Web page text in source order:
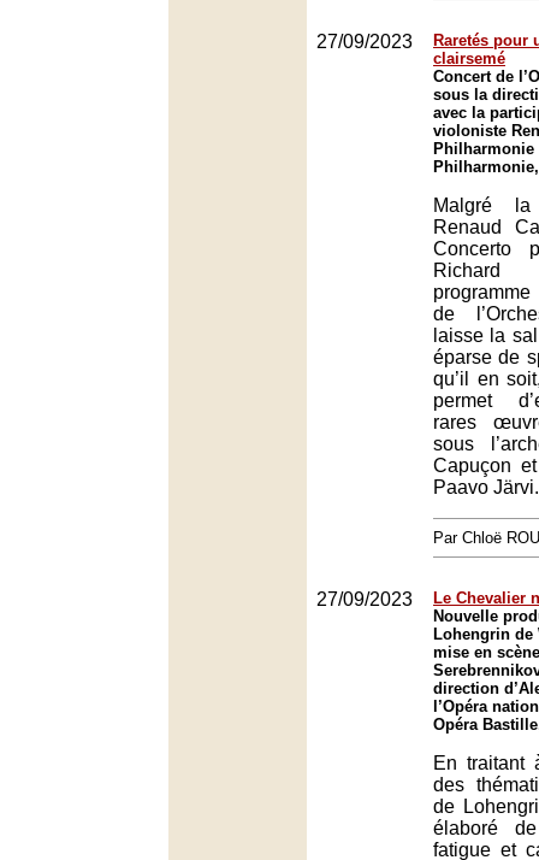
27/09/2023
Raretés pour
clairsemé
Concert de
sous la
avec la
violoniste
Philharmonie
Malgré
Renaud
Concerto
Richard
de
laisse la
éparse de
qu’il en
permet
rares
sous
Capuçon
Paavo Järvi.
Par Chloë
27/09/2023
Le Chevalier
Nouvelle
Lohengrin de
mise en
direction
l’Opéra
Opéra
En traitant
des
de
élaboré
fatigue et